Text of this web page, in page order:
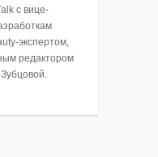
с вице-
экспертом,
редактором